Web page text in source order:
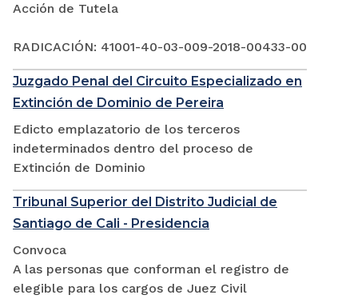
Acción de Tutela
RADICACIÓN: 41001-40-03-009-2018-00433-00
Juzgado Penal del Circuito Especializado en
Extinción de Dominio de Pereira
Edicto emplazatorio de los terceros
indeterminados dentro del proceso de
Extinción de Dominio
Tribunal Superior del Distrito Judicial de
Santiago de Cali - Presidencia
Convoca
A las personas que conforman el registro de
elegible para los cargos de Juez Civil